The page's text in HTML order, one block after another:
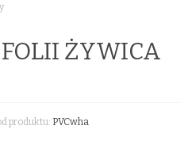
ŻYWICA
produktu: PVCwha